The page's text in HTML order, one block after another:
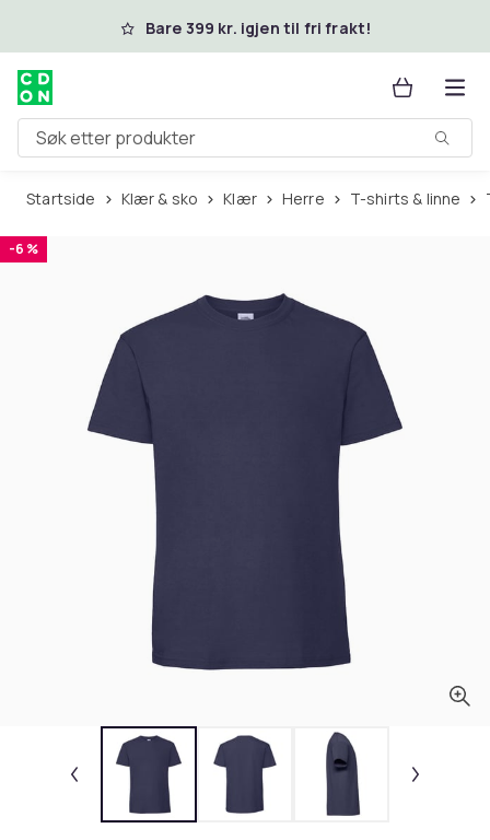
Hopp til hovedinnholdBare 399 kr. igjen til fri frakt!
Søk etter produkter
Startside Klær & sko Klær Herre T-shirts & linne
-6 %